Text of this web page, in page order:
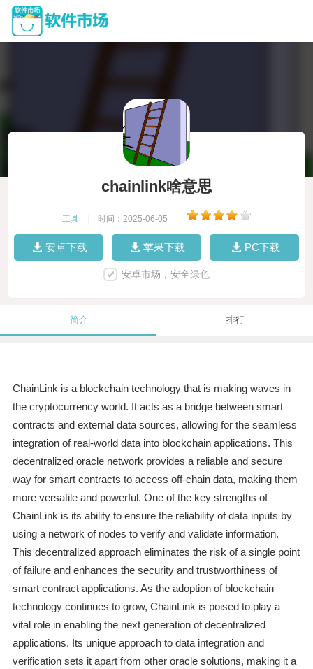
chainlink啥意思
工具 时间：2025-06-05
安卓下载 苹果下载 PC下载
安卓市场，安全绿色
简介 排行
ChainLink is a blockchain technology that is making waves in
the cryptocurrency world. It acts as a bridge between smart
contracts and external data sources, allowing for the seamless
integration of real-world data into blockchain applications. This
decentralized oracle network provides a reliable and secure
way for smart contracts to access off-chain data, making them
more versatile and powerful. One of the key strengths of
ChainLink is its ability to ensure the reliability of data inputs by
using a network of nodes to verify and validate information.
This decentralized approach eliminates the risk of a single point
of failure and enhances the security and trustworthiness of
smart contract applications. As the adoption of blockchain
technology continues to grow, ChainLink is poised to play a
vital role in enabling the next generation of decentralized
applications. Its unique approach to data integration and
verification sets it apart from other oracle solutions, making it a